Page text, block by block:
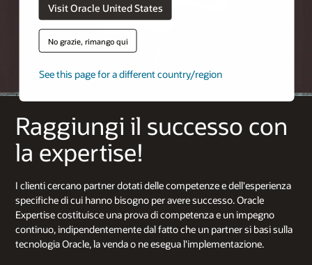
Visit Oracle United States
No grazie, rimango qui
See this page for a different country/region
Raggiungi il successo con
la expertise!
I clienti cercano partner dotati delle competenze e dell'esperienza
specifiche di cui hanno bisogno per avere successo. Oracle
Expertise costituisce una prova di competenza e un impegno
continuo, indipendentemente dal fatto che un partner si basi sulla
tecnologia Oracle, la venda o ne esegua l'implementazione.